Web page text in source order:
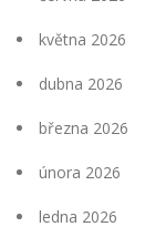
května 2026
dubna 2026
března 2026
února 2026
ledna 2026